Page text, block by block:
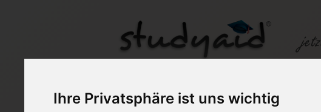
Ihre Privatsphäre ist uns wichtig
POG07-XX01-K04